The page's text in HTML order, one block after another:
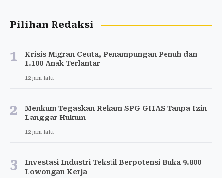
Pilihan Redaksi
1
Krisis Migran Ceuta, Penampungan Penuh dan
1.100 Anak Terlantar
12 jam lalu
2
Menkum Tegaskan Rekam SPG GIIAS Tanpa Izin
Langgar Hukum
12 jam lalu
3
Investasi Industri Tekstil Berpotensi Buka 9.800
Lowongan Kerja